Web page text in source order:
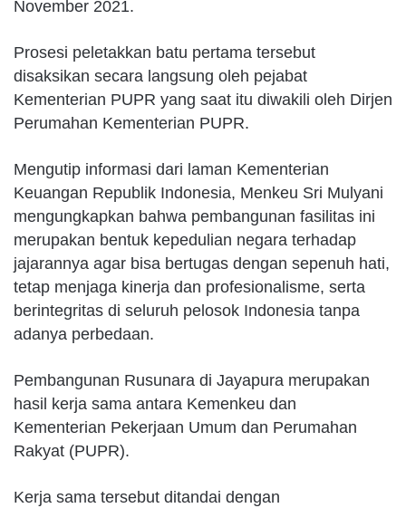
November 2021.
Prosesi peletakkan batu pertama tersebut
disaksikan secara langsung oleh pejabat
Kementerian PUPR yang saat itu diwakili oleh Dirjen
Perumahan Kementerian PUPR.
Mengutip informasi dari laman Kementerian
Keuangan Republik Indonesia, Menkeu Sri Mulyani
mengungkapkan bahwa pembangunan fasilitas ini
merupakan bentuk kepedulian negara terhadap
jajarannya agar bisa bertugas dengan sepenuh hati,
tetap menjaga kinerja dan profesionalisme, serta
berintegritas di seluruh pelosok Indonesia tanpa
adanya perbedaan.
Pembangunan Rusunara di Jayapura merupakan
hasil kerja sama antara Kemenkeu dan
Kementerian Pekerjaan Umum dan Perumahan
Rakyat (PUPR).
Kerja sama tersebut ditandai dengan